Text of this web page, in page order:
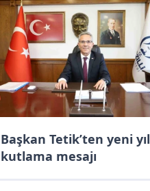
Başkan Tetik’ten yeni yıl
kutlama mesajı